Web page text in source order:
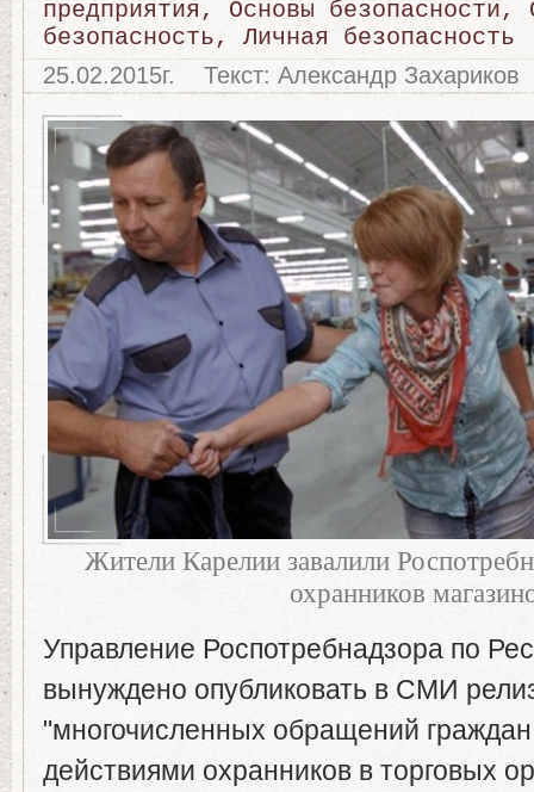
предприятия , Основы безопасности,
безопасность, Личная безопасность
25.02.2015г. Текст: Александр Захариков
Жители Карелии завалили
охранников
Управление Роспотребнадзора по
вынуждено опубликовать в СМИ
"многочисленных обращений
действиями охранников в торговых